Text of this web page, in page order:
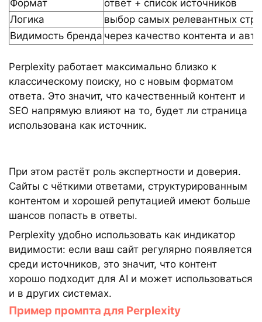
Формат
ответ + список источников
Логика
выбор самых релевантных
Видимость бренда через качество контента и
Perplexity работает максимально близко к
классическому поиску, но с новым форматом
ответа. Это значит, что качественный контент и
SEO напрямую влияют на то, будет ли страница
использована как источник.
При этом растёт роль экспертности и доверия.
Сайты с чёткими ответами, структурированным
контентом и хорошей репутацией имеют больше
шансов попасть в ответы.
Perplexity удобно использовать как индикатор
видимости: если ваш сайт регулярно появляется
среди источников, это значит, что контент
хорошо подходит для AI и может использоваться
и в других системах.
Пример промпта для Perplexity